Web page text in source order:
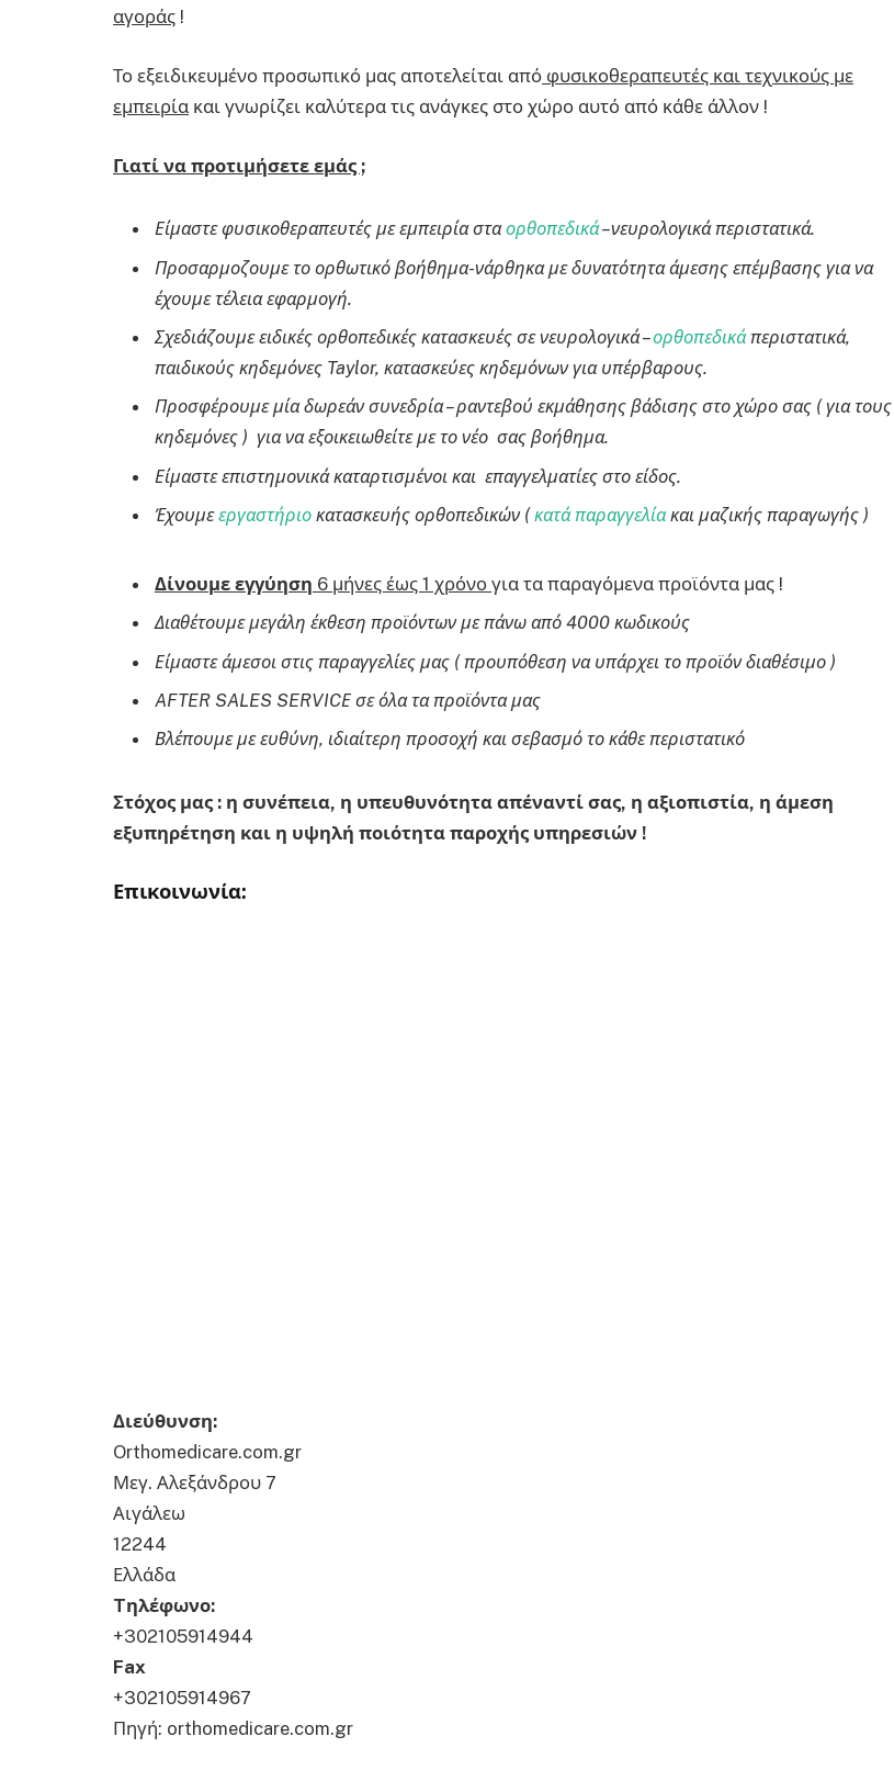
αγοράς !
Το εξειδικευμένο προσωπικό μας αποτελείται από φυσικοθεραπευτές και τεχνικούς με
εμπειρία και γνωρίζει καλύτερα τις ανάγκες στο χώρο αυτό από κάθε άλλον !
Γιατί να προτιμήσετε εμάς ;
Είμαστε φυσικοθεραπευτές με εμπειρία σταορθοπεδικά–νευρολογικά περιστατικά.
Προσαρμοζουμε το ορθωτικό βοήθημα-νάρθηκα με δυνατότητα άμεσης επέμβασης για να
έχουμε τέλεια εφαρμογή.
Σχεδιάζουμε ειδικές ορθοπεδικές κατασκευές σε νευρολογικά –ορθοπεδικάπεριστατικά,
παιδικούς κηδεμόνες Taylor, κατασκεύες κηδεμόνων για υπέρβαρους.
Προσφέρουμε μία δωρεάν συνεδρία – ραντεβού εκμάθησης βάδισης στο χώρο σας ( για τους
κηδεμόνες ) για να εξοικειωθείτε με το νέο σας βοήθημα.
Είμαστε επιστημονικά καταρτισμένοι και επαγγελματίες στο είδος.
Έχουμεεργαστήριο κατασκευής ορθοπεδικών (κατά παραγγελίακαι μαζικής παραγωγής )
Δίνουμε εγγύηση 6 μήνες έως 1 χρόνο για τα παραγόμενα προϊόντα μας !
Διαθέτουμε μεγάλη έκθεση προϊόντων με πάνω από 4000 κωδικούς
Είμαστε άμεσοι στις παραγγελίες μας ( προυπόθεση να υπάρχει το προϊόν διαθέσιμο )
AFTER SALES SERVICΕ σε όλα τα προϊόντα μας
Βλέπουμε με ευθύνη, ιδιαίτερη προσοχή και σεβασμό το κάθε περιστατικό
Στόχος μας : η συνέπεια, η υπευθυνότητα απέναντί σας, η αξιοπιστία, η άμεση
εξυπηρέτηση και η υψηλή ποιότητα παροχής υπηρεσιών !
Επικοινωνία:
Διεύθυνση:
Orthomedicare.com.gr
Μεγ. Αλεξάνδρου 7
Αιγάλεω
12244
Ελλάδα
Tηλέφωνο:
+302105914944
Fax
+302105914967
Πηγή: orthomedicare.com.gr